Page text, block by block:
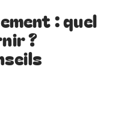
: quel
?